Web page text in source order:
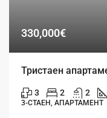
330,000€
3 2 2
3-СТАЕН, АПАРТАМЕНТ